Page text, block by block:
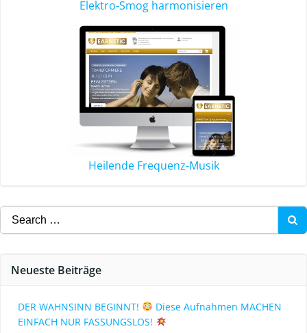
Elektro-Smog harmonisieren
Heilende Frequenz-Musik
Neueste Beiträge
DER WAHNSINN BEGINNT!
Diese Aufnahmen MACHEN
EINFACH NUR FASSUNGSLOS!